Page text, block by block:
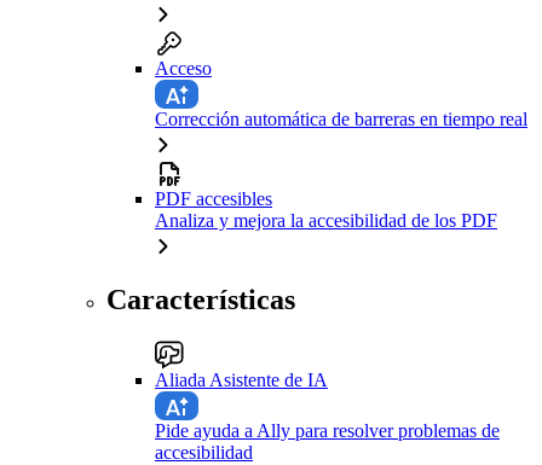
Acceso
Corrección automática de barreras en tiempo real
PDF accesibles
Analiza y mejora la accesibilidad de los PDF
Características
Aliada Asistente de IA
Pide ayuda a Ally para resolver problemas de
accesibilidad